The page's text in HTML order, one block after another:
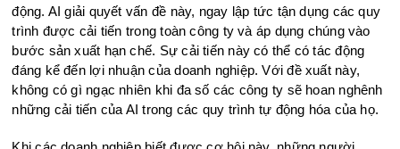
động. AI giải quyết vấn đề này, ngay lập tức tận dụng các quy
trình được cải tiến trong toàn công ty và áp dụng chúng vào
bước sản xuất hạn chế. Sự cải tiến này có thể có tác động
đáng kể đến lợi nhuận của doanh nghiệp. Với đề xuất này,
không có gì ngạc nhiên khi đa số các công ty sẽ hoan nghênh
những cải tiến của AI trong các quy trình tự động hóa của họ.